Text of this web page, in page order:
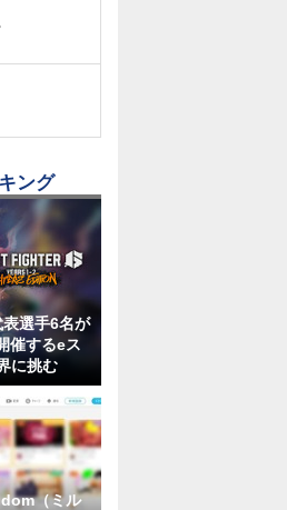
ング
選手6名が
催するeス
に挑む
（ミル